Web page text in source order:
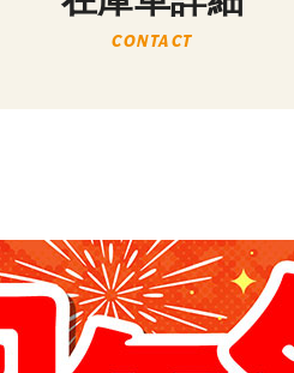
CONTACT